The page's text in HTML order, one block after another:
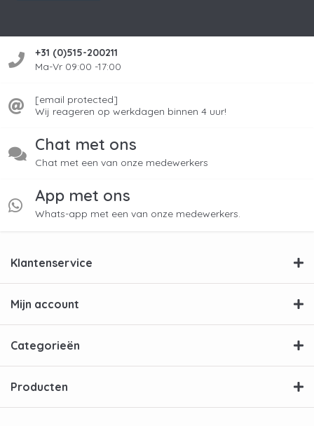
+31 (0)515-200211
Ma-Vr 09:00 -17:00
[email protected]
Wij reageren op werkdagen binnen 4 uur!
Chat met ons
Chat met een van onze medewerkers
App met ons
Whats-app met een van onze medewerkers.
Klantenservice
Mijn account
Categorieën
Producten